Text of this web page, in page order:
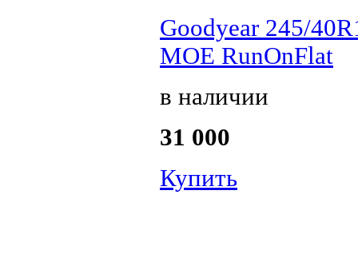
Goodyear 245/
MOE RunOnFlat
в наличии
31 000
Купить